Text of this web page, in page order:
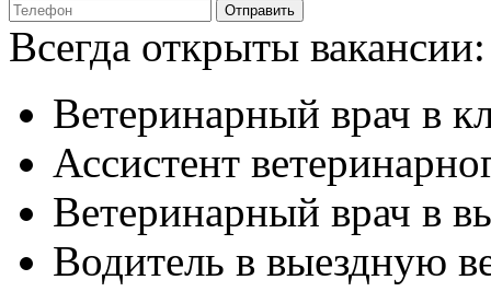
Отправить
Всегда открыты вакансии:
Ветеринарный врач в
Ассистент
Ветеринарный врач в
Водитель в выездную